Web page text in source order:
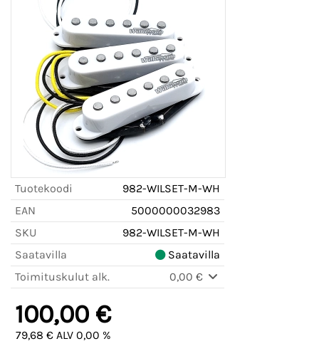
Tuotekoodi
982-WILSET-M-WH
EAN
5000000032983
SKU
982-WILSET-M-WH
Saatavilla
Saatavilla
Toimituskulut alk.
0,00 €
100,00 €
79,68 € ALV 0,00 %